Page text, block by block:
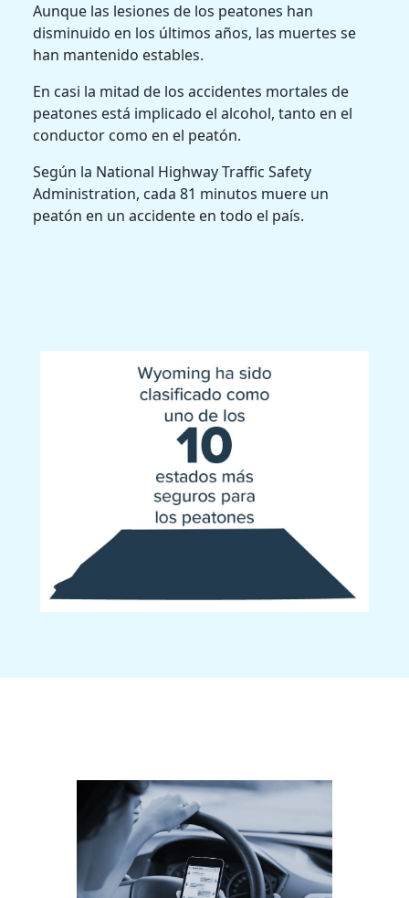
Aunque las lesiones de los peatones han
disminuido en los últimos años, las muertes se
han mantenido estables.
En casi la mitad de los accidentes mortales de
peatones está implicado el alcohol, tanto en el
conductor como en el peatón.
Según la National Highway Traffic Safety
Administration, cada 81 minutos muere un
peatón en un accidente en todo el país.